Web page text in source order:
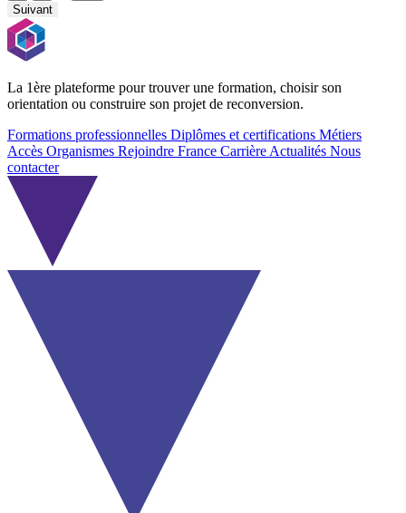
Suivant
La 1ère plateforme pour trouver une formation, choisir son
orientation ou construire son projet de reconversion.
Formations professionnelles Diplômes et certifications Métiers
Accès Organismes Rejoindre France Carrière Actualités Nous
contacter